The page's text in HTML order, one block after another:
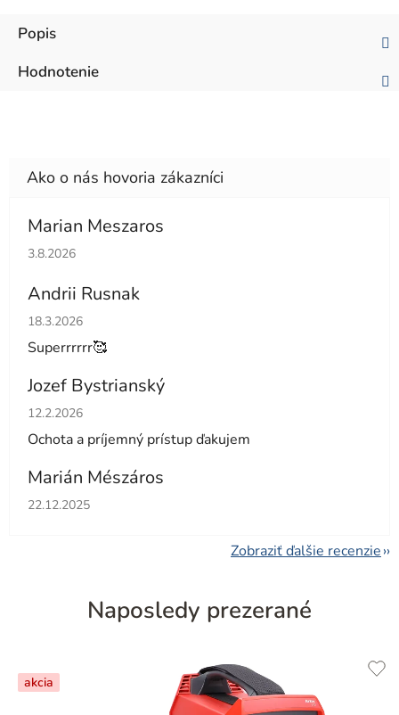
Popis
Hodnotenie
Marian Meszaros
Hodnotenie obchodu je 5 z 5 hviezdičiek.
3.8.2026
Andrii Rusnak
Hodnotenie obchodu je 5 z 5 hviezdičiek.
18.3.2026
Superrrrrr🥰
Jozef Bystrianský
Hodnotenie obchodu je 5 z 5 hviezdičiek.
12.2.2026
Ochota a príjemný prístup ďakujem
Marián Mészáros
Hodnotenie obchodu je 5 z 5 hviezdičiek.
22.12.2025
Zobraziť ďalšie recenzie
Naposledy prezerané
akcia